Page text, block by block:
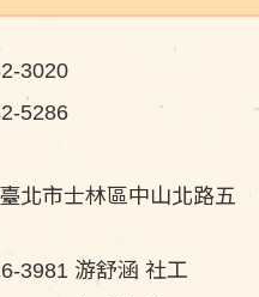
3020
5286
北市士林區中山北路五
3981 游舒涵 社工